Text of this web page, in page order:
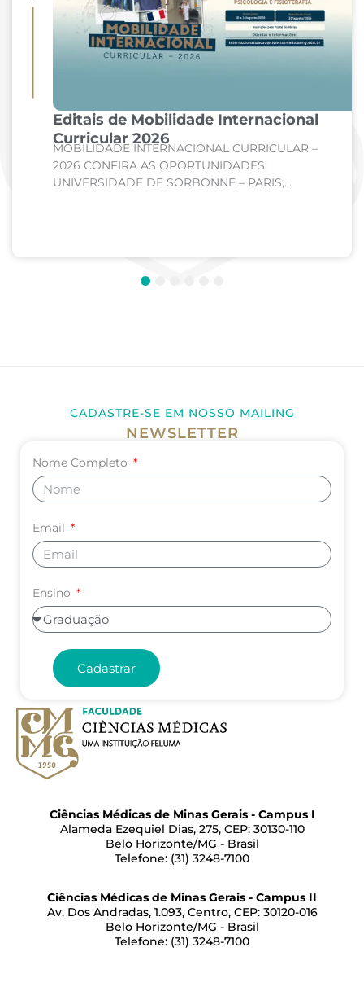
Editais de Mobilidade Internacional
Curricular 2026
MOBILIDADE INTERNACIONAL CURRICULAR –
2026 CONFIRA AS OPORTUNIDADES:
UNIVERSIDADE DE SORBONNE – PARIS,
4
CADASTRE-SE EM NOSSO MAILING
NEWSLETTER
Nome Completo
Email
Ensino
Cadastrar
Ciências Médicas de Minas Gerais - Campus I
Alameda Ezequiel Dias, 275, CEP: 30130-110
Belo Horizonte/MG - Brasil
Telefone: (31) 3248-7100
Ciências Médicas de Minas Gerais - Campus II
Av. Dos Andradas, 1.093, Centro, CEP: 30120-016
Belo Horizonte/MG - Brasil
Telefone: (31) 3248-7100